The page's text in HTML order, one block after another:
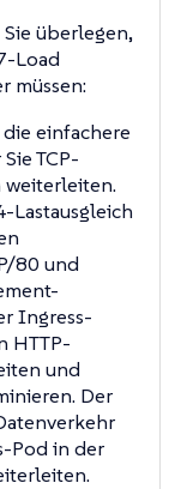
überlegen,
Load
müssen:
einfachere
TCP-
weiterleiten.
Lastausgleich
80 und
Ingress-
HTTP-
und
Der
Pod in der